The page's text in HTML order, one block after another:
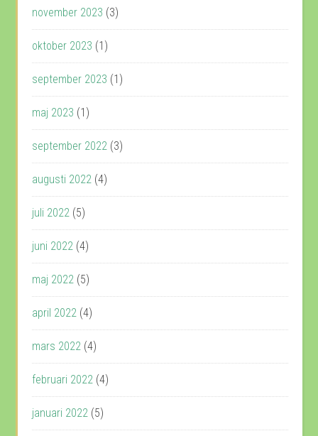
november 2023 (3)
oktober 2023 (1)
september 2023 (1)
maj 2023 (1)
september 2022 (3)
augusti 2022 (4)
juli 2022 (5)
juni 2022 (4)
maj 2022 (5)
april 2022 (4)
mars 2022 (4)
februari 2022 (4)
januari 2022 (5)